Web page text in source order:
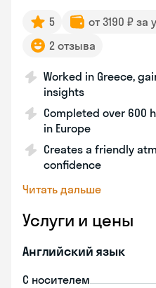
5 от 3190 ₽ за
2 отзыва
Worked in Greece,
insights
Completed over 600
in Europe
Creates a friendly
confidence
Читать дальше
Услуги и цены
Английский язык
С носителем